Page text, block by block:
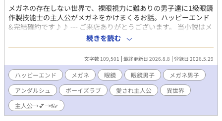
メガネの存在しない世界で、裸眼視力に難ありの男子達に1級眼鏡
作製技能士の主人公がメガネをかけまくるお話。ハッピーエンド
&完結確約です♪♪ --- ご来店ありがとうございます。 当小説はメ
ガネ男子だらけの、異世界転移主人公の愛されサクセスストーリ
ーです。 主人公で1級眼鏡作製技能士の、遠近 翔（とおちか しょ
う）も当然メガネなら、 物腰柔らか公爵子息、アスリートな騎
士、アンニュイ大魔導士、 可愛い少年皇太子、ダンディ宰相、マ
ッドな研究者、果ては人外に至る迄、 登場する男子のことごとく
にメガネをかけまくるお話です。 心の痛む描写はほとんどありま
せんので、 メガネ男子を愛する皆様は、どうぞごゆっくりお楽し
みください。
続きを読む
文字数 109,501 最終更新日 2026.8.8 登録日 2026.5.29
ハッピーエンド メガネ 眼鏡 眼鏡男子
メガネ男子
アンダルシュ
ボーイズラブ 愛され主人公
異世界
主人公→💕→👓